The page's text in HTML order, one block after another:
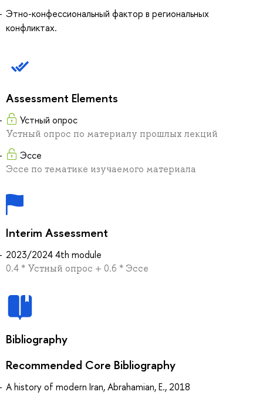
Этно-конфессиональный фактор в региональных
конфликтах.
Assessment Elements
Устный опрос
Устный опрос по материалу прошлых лекций
Эссе
Эссе по тематике изучаемого материала
Interim Assessment
2023/2024 4th module
0.4 * Устный опрос + 0.6 * Эссе
Bibliography
Recommended Core Bibliography
A history of modern Iran, Abrahamian, E., 2018